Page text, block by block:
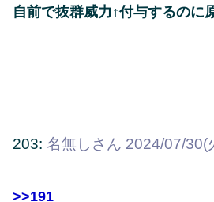
自前で抜群威力↑付与するのに
203: 名無しさん 2024/07/30(
>>191